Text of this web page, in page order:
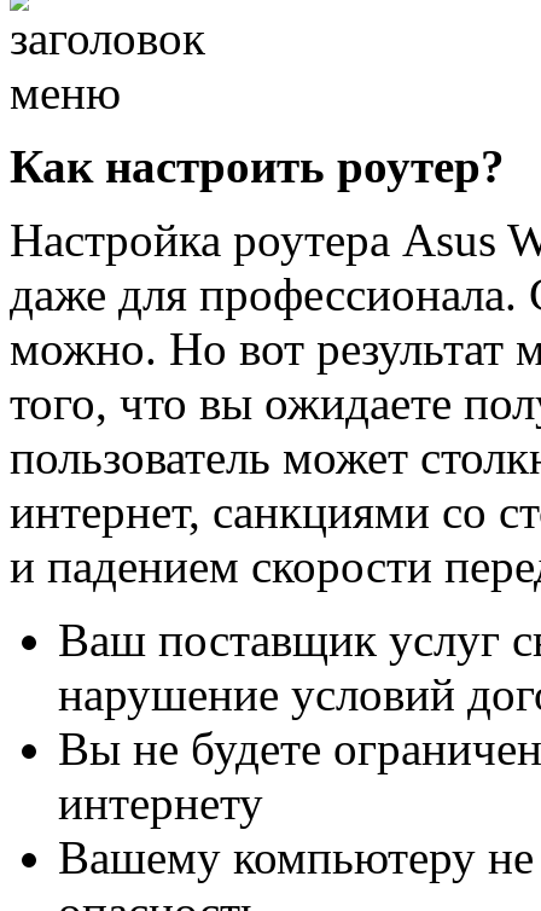
Как настроить роутер?
Настройка роутера Asus
даже для профессионала.
можно. Но вот результат
того, что вы ожидаете
пользователь может
интернет, санкциями со
и падением скорости
Ваш поставщик услуг
нарушение условий
Вы не будете
интернету
Вашему компьютеру не